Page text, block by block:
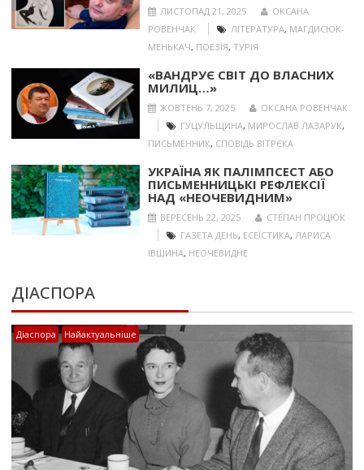
ЛИСТОПАД 21, 2025
ОКСАНА
РОВЕНЧАК
ЛІТЕРАТУРА, МАГДИСЮК-
МЕНЬКАЧ, ПОЕЗІЯ, ТУРІЯ
«ВАНДРУЄ СВІТ ДО ВЛАСНИХ
МИЛИЦ…»
ЖОВТЕНЬ 7, 2025
ОКСАНА РОВЕНЧАК
ГУЦУЛЬЩИНА, МИРОСЛАВ ЛАЗАРУК,
ПИСЬМЕННИК, СПОВІДЬ ВІТРЄКА
УКРАЇНА ЯК ПАЛІМПСЕСТ АБО
ПИСЬМЕННИЦЬКІ РЕФЛЕКСІЇ
НАД «НЕОЧЕВИДНИМ»
ВЕРЕСЕНЬ 22, 2025
СТЕПАН ПРОЦЮК
ГАЗЕТА ДЕНЬ, ЕСЕЇСТИКА, ЛАРИСА
ІВШИНА, НЕОЧЕВИДНЕ
ДІАСПОРА
Діаспора Найактуальніше